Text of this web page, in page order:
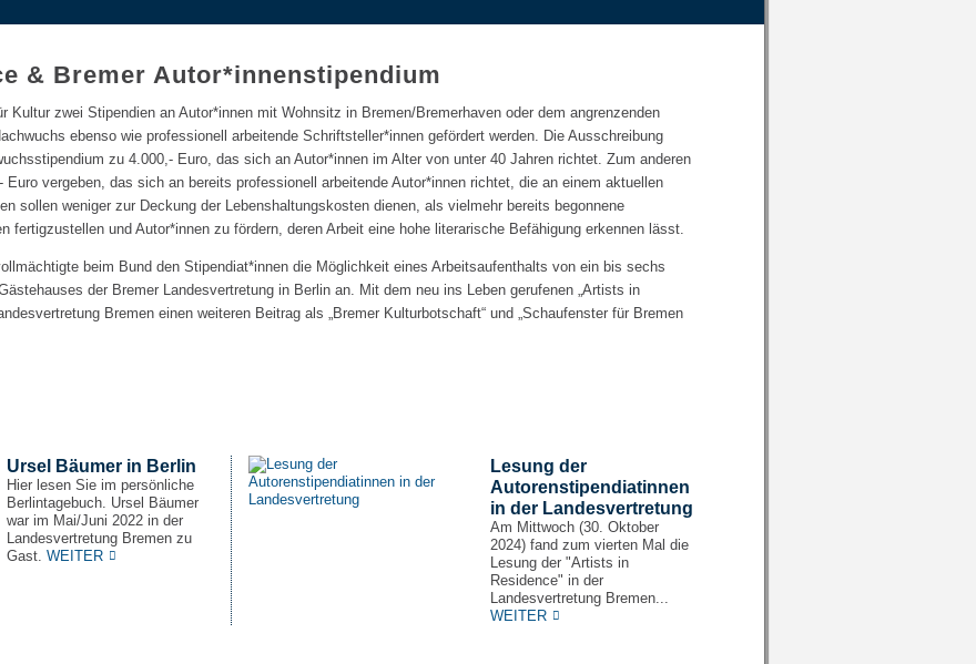
& Bremer Autor*innenstipendium
Kultur zwei Stipendien an Autor*innen mit Wohnsitz in Bremen/Bremerhaven oder dem angrenzenden
ebenso wie professionell arbeitende Schriftsteller*innen gefördert werden. Die Ausschreibung
zu 4.000,- Euro, das sich an Autor*innen im Alter von unter 40 Jahren richtet. Zum anderen
vergeben, das sich an bereits professionell arbeitende Autor*innen richtet, die an einem aktuellen
sollen weniger zur Deckung der Lebenshaltungskosten dienen, als vielmehr bereits begonnene
fertigzustellen und Autor*innen zu fördern, deren Arbeit eine hohe literarische Befähigung erkennen lässt.
beim Bund den Stipendiat*innen die Möglichkeit eines Arbeitsaufenthalts von ein bis sechs
der Bremer Landesvertretung in Berlin an. Mit dem neu ins Leben gerufenen „Artists in
Bremen einen weiteren Beitrag als „Bremer Kulturbotschaft“ und „Schaufenster für Bremen
Ursel Bäumer in Berlin
Hier lesen Sie im persönliche
Berlintagebuch. Ursel Bäumer
war im Mai/Juni 2022 in der
Landesvertretung Bremen zu
Gast. WEITER
Lesung der
Autorenstipendiatinnen
in der Landesvertretung
Am Mittwoch (30. Oktober
2024) fand zum vierten Mal die
Lesung der "Artists in
Residence" in der
Landesvertretung Bremen...
WEITER